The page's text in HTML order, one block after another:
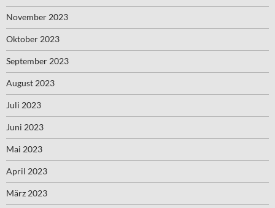
November 2023
Oktober 2023
September 2023
August 2023
Juli 2023
Juni 2023
Mai 2023
April 2023
März 2023